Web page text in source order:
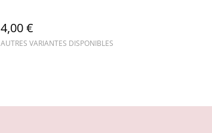
4,00 €
AUTRES VARIANTES DISPONIBLES